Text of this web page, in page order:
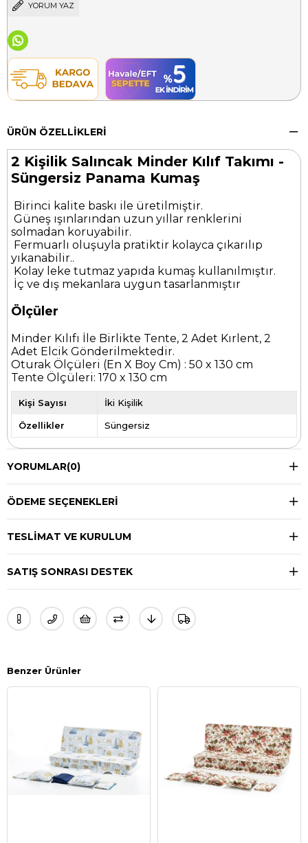
YORUM YAZ
ÜRÜN ÖZELLIKLERI
2 Kişilik Salıncak Minder Kılıf Takımı -
Süngersiz Panama Kumaş
Birinci kalite baskı ile üretilmiştir.
Güneş ışınlarından uzun yıllar renklerini
solmadan koruyabilir.
Fermuarlı oluşuyla pratiktir kolayca çıkarılıp
yıkanabilir..
Kolay leke tutmaz yapıda kumaş kullanılmıştır.
İç ve dış mekanlara uygun tasarlanmıştır
Ölçüler
Minder Kılıfı İle Birlikte Tente, 2 Adet Kırlent, 2
Adet Elcik Gönderilmektedir.
Oturak Ölçüleri (En X Boy Cm) : 50 x 130 cm
Tente Ölçüleri: 170 x 130 cm
Kişi Sayısı İki Kişilik
Özellikler Süngersiz
YORUMLAR(0)
ÖDEME SEÇENEKLERI
TESLIMAT VE KURULUM
SATIŞ SONRASI DESTEK
Benzer Ürünler